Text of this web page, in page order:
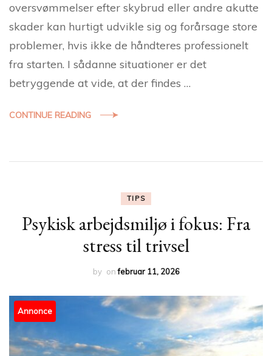
oversvømmelser efter skybrud eller andre akutte
skader kan hurtigt udvikle sig og forårsage store
problemer, hvis ikke de håndteres professionelt
fra starten. I sådanne situationer er det
betryggende at vide, at der findes …
CONTINUE READING
TIPS
Psykisk arbejdsmiljø i fokus: Fra
stress til trivsel
by onfebruar 11, 2026
Annonce